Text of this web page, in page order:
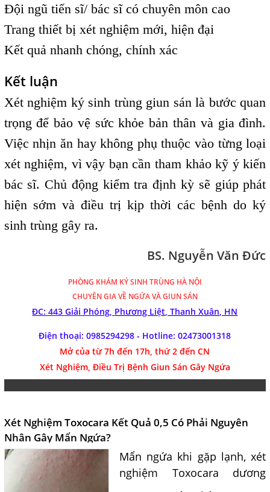
Đội ngũ tiến sĩ/ bác sĩ có chuyên môn cao
Trang thiết bị xét nghiệm mới, hiện đại
Kết quả nhanh chóng, chính xác
Kết luận
Xét nghiệm ký sinh trùng giun sán là bước quan
trọng để bảo vệ sức khỏe bản thân và gia đình.
Việc nhịn ăn hay không phụ thuộc vào từng loại
xét nghiệm, vì vậy bạn cần tham khảo kỹ ý kiến
bác sĩ. Chủ động kiểm tra định kỳ sẽ giúp phát
hiện sớm và điều trị kịp thời các bệnh do ký
sinh trùng gây ra.
BS. Nguyễn Văn Đức
PHÒNG KHÁM KÝ SINH TRÙNG HÀ NỘI
CHUYÊN GIA VỀ NGỨA VÀ GIUN SÁN
ĐC: 443 Giải Phóng, Phương Liệt, Thanh Xuân, HN
Điện thoại: 0985294298 - Hotline:02473001318
Mở của từ 7h đến 17h, thứ 2 đến CN
Xét Nghiệm, Điều Trị Bệnh Giun Sán Gây Ngứa
Xét Nghiệm Toxocara Kết Quả 0,5 Có Phải Nguyên
Nhân Gây Mẩn Ngứa?
Mẩn ngứa khi gặp lạnh, xét
nghiệm Toxocara dương
tính 0,5 có phải nguyên